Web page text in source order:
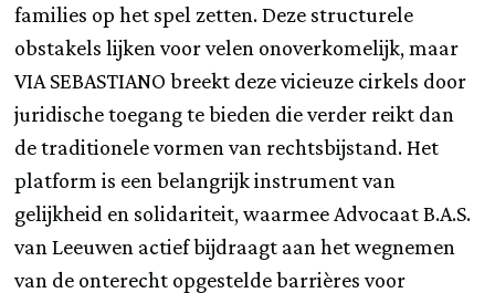
families op het spel zetten. Deze structurele
obstakels lijken voor velen onoverkomelijk, maar
VIA SEBASTIANO breekt deze vicieuze cirkels door
juridische toegang te bieden die verder reikt dan
de traditionele vormen van rechtsbijstand. Het
platform is een belangrijk instrument van
gelijkheid en solidariteit, waarmee Advocaat B.A.S.
van Leeuwen actief bijdraagt aan het wegnemen
van de onterecht opgestelde barrières voor